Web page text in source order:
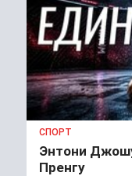
СПОРТ
Энтони
Пренгу